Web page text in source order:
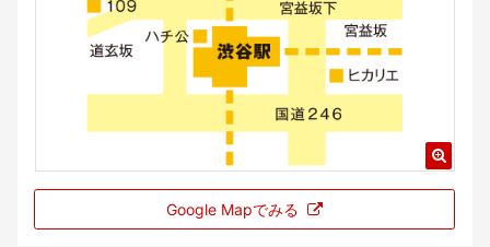
Google Mapでみる